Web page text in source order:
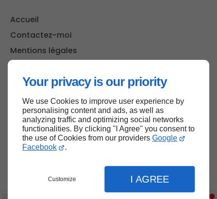
Your privacy is our priority
We use Cookies to improve user experience by
personalising content and ads, as well as
analyzing traffic and optimizing social networks
functionalities. By clicking "I Agree" you consent to
the use of Cookies from our providers Google
Facebook
.
Customize I AGREE
Accueil
Contactez-moi
Mentions légales
Haut de page